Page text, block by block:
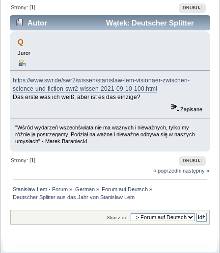
DRUKUJ
Strony: [1]
Autor
Wątek: Deutscher Splitter
aus das Jahr von Stanisław Lem (Przeczytany 85571
razy)
Q
Juror
https://www.swr.de/swr2/wissen/stanislaw-lem-visionaer-zwischen-
science-und-fiction-swr2-wissen-2021-09-10-100.html
Das erste was ich weiß, aber ist es das einzige?
Zapisane
"Wśród wydarzeń wszechświata nie ma ważnych i nieważnych, tylko my
różnie je postrzegamy. Podział na ważne i nieważne odbywa się w naszych
umysłach" - Marek Baraniecki
DRUKUJ
Strony: [1]
« poprzedni następny »
Stanisław Lem - Forum » German» Forum auf Deutsch»
Deutscher Splitter aus das Jahr von Stanisław Lem
Skocz do: